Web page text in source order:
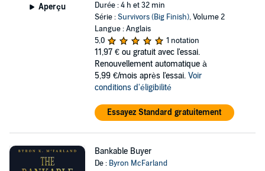
Aperçu
Durée : 4 h et 32 min
Série :Survivors (Big Finish), Volume 2
Langue : Anglais
5,0
1 notation
11,97 € ou gratuit avec l'essai.
Renouvellement automatique à
5,99 €/mois après l'essai. Voir
conditions d'éligibilité
Essayez Standard gratuitement
Bankable Buyer
De : Byron McFarland